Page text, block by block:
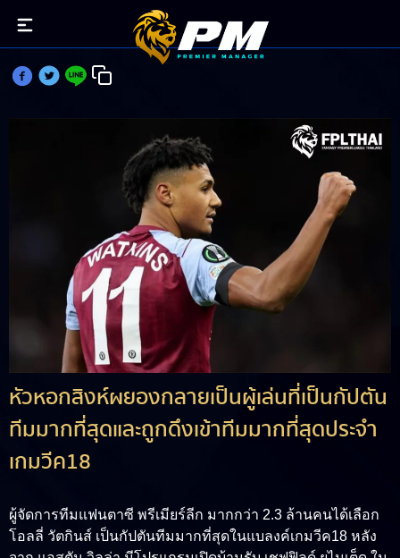
วัตกินส์ เจ้าภาพผ้าป่าประจำเกมวีค18
หัวหอกสิงห์ผยองกลายเป็นผู้เล่นที่เป็นกัปตัน
ทีมมากที่สุดและถูกดึงเข้าทีมมากที่สุดประจำ
เกมวีค18
ผู้จัดการทีมแฟนตาซี พรีเมียร์ลีก มากกว่า 2.3 ล้านคนได้เลือก
โอลลี่ วัตกินส์ เป็นกัปตันทีมมากที่สุดในแบลงค์เกมวีค18 หลัง